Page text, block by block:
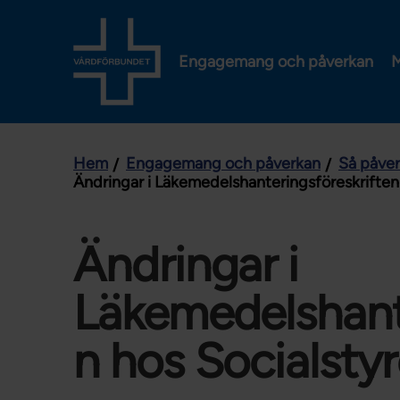
Engagemang och påverkan
Hem Engagemang och påverkan Så
Ändringar i
Ändringar i
n hos